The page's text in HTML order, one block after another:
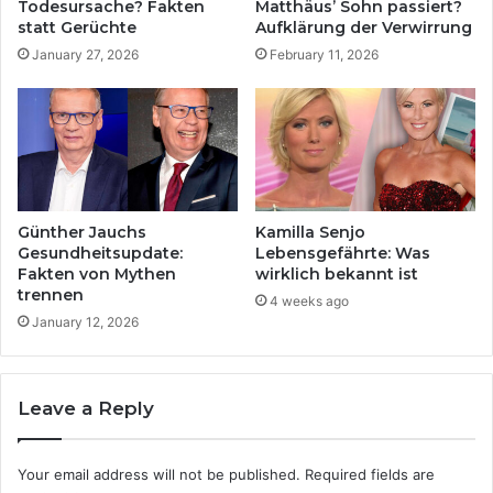
e
n
ü
b
S
a
n
n
e
v
n
o
d
h
r
b
a
b
s
e
i
e
f
Todesursache? Fakten
statt Gerüchte
January 27, 2026
Matthäus’ Sohn passiert?
Aufklärung der Verwirrung
February 11, 2026
Günther Jauchs
Gesundheitsupdate:
Fakten von Mythen
trennen
January 12, 2026
Kamilla Senjo
Lebensgefährte: Was
wirklich bekannt ist
4 weeks ago
Leave a Reply
Your email address will not be published. Required fields are